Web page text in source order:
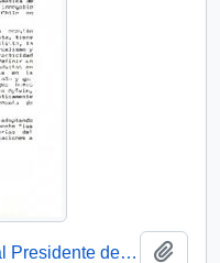
[Carta del Ministro del Interior al Presidente de la Comisión Organizadora del Congreso General Programático del Partido Socialista de Chile]